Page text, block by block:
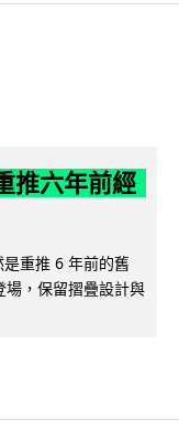
推六年前經
重推 6 年前的舊
，保留摺疊設計與